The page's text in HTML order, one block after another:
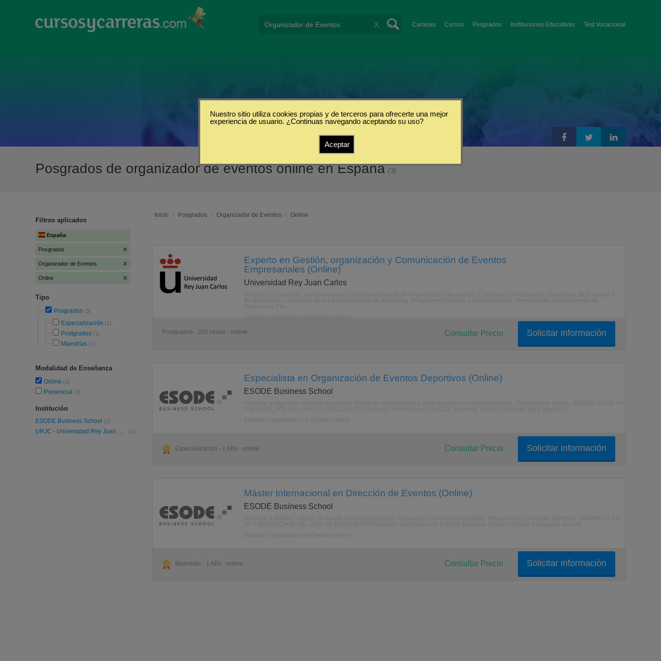
Carreras Cursos Posgrados Instituciones Educativas Test Vocacional
X
Posgrados de organizador de eventos online en España (3)
Filtros aplicados
España
Posgrados
Organizador de Eventos
Online
Tipo
Posgrados (3)
Especialización (1)
Postgrados (1)
Maestrías (1)
Modalidad de Enseñanza
Online (3)
Presencial (3)
Institución
ESODE Business School (2)
URJC - Universidad Rey Juan Carlos (1)
Inicio / Posgrados / Organizador de Eventos / Online
Experto en Gestión, organización y Comunicación de Eventos
Empresariales (Online)
Universidad Rey Juan Carlos
Postgrados - 250 Horas - online Solicitar información
Consultar Precio
Especialista en Organización de Eventos Deportivos (Online)
ESODE Business School
Especialización - 1 Año - online Solicitar información
Consultar Precio
Máster Internacional en Dirección de Eventos (Online)
ESODE Business School
Maestrías - 1 Año - online Solicitar información
Consultar Precio
Nuestro sitio utiliza cookies propias y de terceros para ofrecerte una mejor
experiencia de usuario. ¿Continuas navegando aceptando su uso?
Aceptar